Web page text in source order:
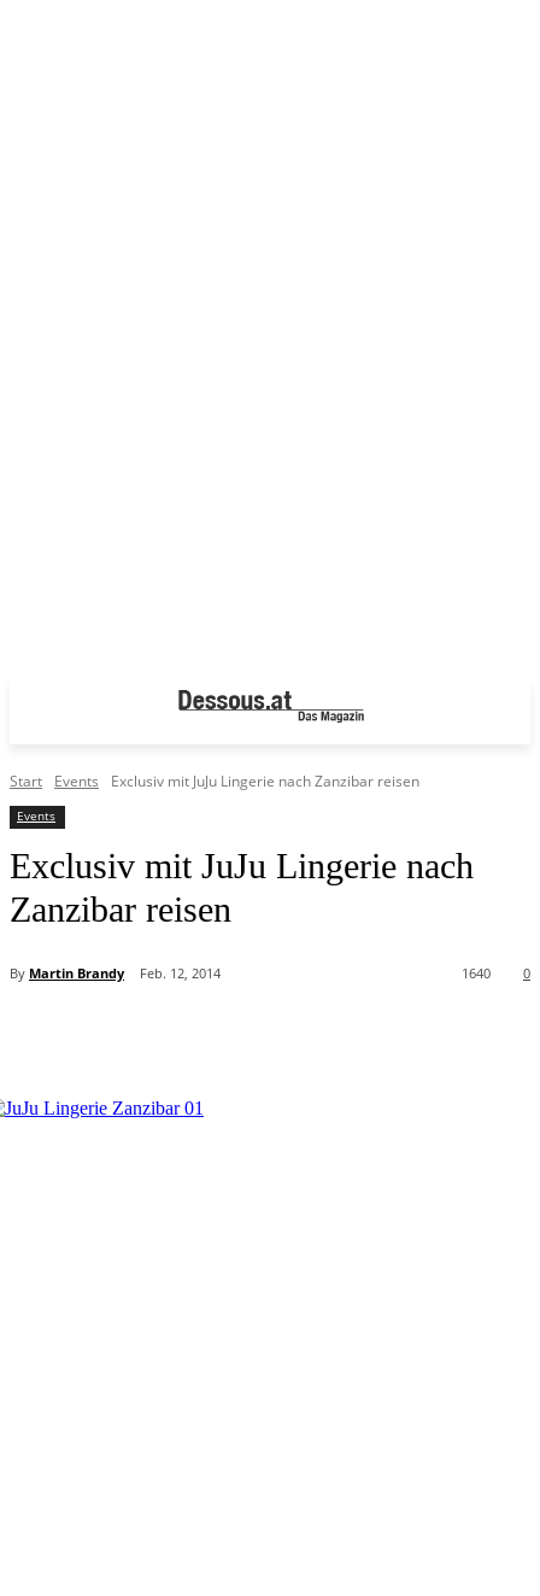
Start Events Exclusiv mit JuJu Lingerie nach Zanzibar reisen
Events
Exclusiv mit JuJu Lingerie nach
Zanzibar reisen
By Martin Brandy Feb. 12, 2014 0
1640